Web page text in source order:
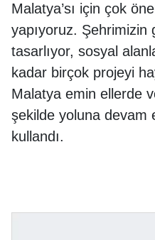
Malatya’sı için çok
yapıyoruz. Şehrimizin
tasarlıyor, sosyal
kadar birçok projeyi
Malatya emin ellerde
şekilde yoluna devam
kullandı.